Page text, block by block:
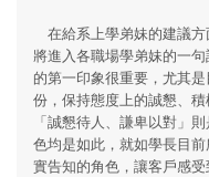
在給系上學弟妹的建議
將進入各職場學弟妹的一
的第一印象很重要，尤其
份，保持態度上的誠懇、
「誠懇待人、謙卑以對」
色均是如此，就如學長目
實告知的角色，讓客戶感受